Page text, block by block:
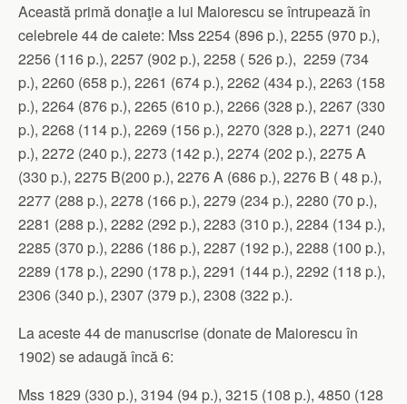
Această primă donaţie a lui Maiorescu se întrupează în
celebrele 44 de caiete: Mss 2254 (896 p.), 2255 (970 p.),
2256 (116 p.), 2257 (902 p.), 2258 ( 526 p.), 2259 (734
p.), 2260 (658 p.), 2261 (674 p.), 2262 (434 p.), 2263 (158
p.), 2264 (876 p.), 2265 (610 p.), 2266 (328 p.), 2267 (330
p.), 2268 (114 p.), 2269 (156 p.), 2270 (328 p.), 2271 (240
p.), 2272 (240 p.), 2273 (142 p.), 2274 (202 p.), 2275 A
(330 p.), 2275 B(200 p.), 2276 A (686 p.), 2276 B ( 48 p.),
2277 (288 p.), 2278 (166 p.), 2279 (234 p.), 2280 (70 p.),
2281 (288 p.), 2282 (292 p.), 2283 (310 p.), 2284 (134 p.),
2285 (370 p.), 2286 (186 p.), 2287 (192 p.), 2288 (100 p.),
2289 (178 p.), 2290 (178 p.), 2291 (144 p.), 2292 (118 p.),
2306 (340 p.), 2307 (379 p.), 2308 (322 p.).
La aceste 44 de manuscrise (donate de Maiorescu în
1902) se adaugă încă 6:
Mss 1829 (330 p.), 3194 (94 p.), 3215 (108 p.), 4850 (128